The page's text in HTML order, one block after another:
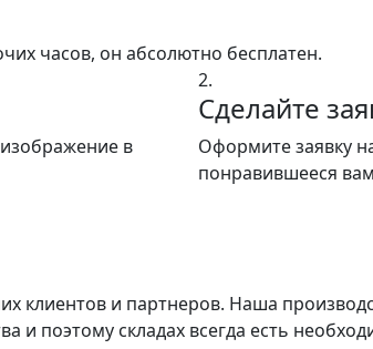
часов, он абсолютно бесплатен.
в
2.
Сделайте
Оформите заявку
понравившееся
клиентов и партнеров. Наша
и поэтому складах всегда есть